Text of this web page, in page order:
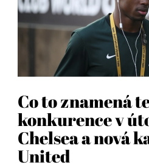
Co to znamená
konkurence v
Chelsea a nová
United